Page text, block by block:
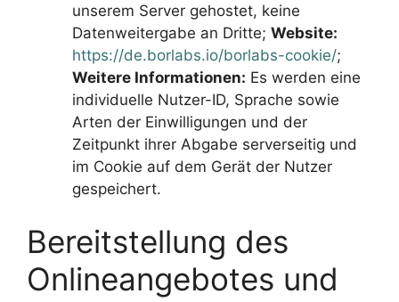
unserem Server gehostet, keine
Datenweitergabe an Dritte; Website:
https://de.borlabs.io/borlabs-cookie/;
Weitere Informationen: Es werden eine
individuelle Nutzer-ID, Sprache sowie
Arten der Einwilligungen und der
Zeitpunkt ihrer Abgabe serverseitig und
im Cookie auf dem Gerät der Nutzer
gespeichert.
Bereitstellung des
Onlineangebotes und